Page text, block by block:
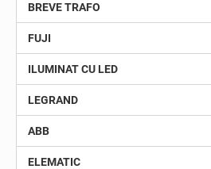
BREVE TRAFO
FUJI
ILUMINAT CU LED
LEGRAND
ABB
ELEMATIC